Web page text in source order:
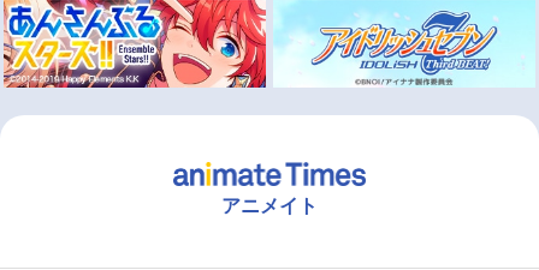
アニメイト